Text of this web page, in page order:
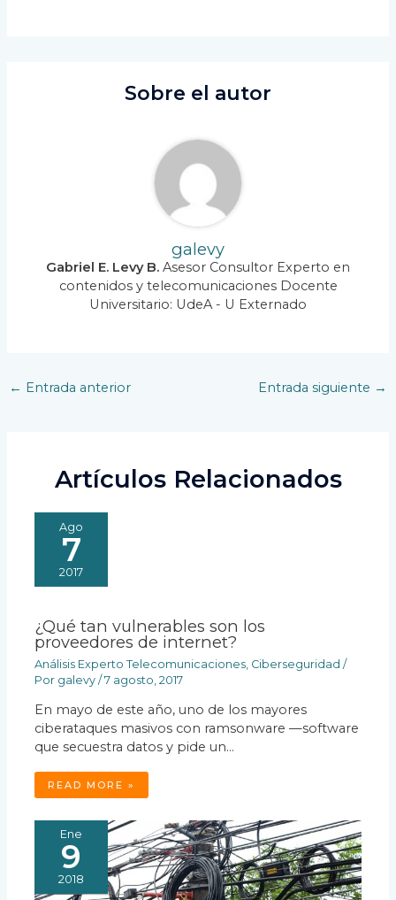
Sobre el autor
galevy
Gabriel E. Levy B. Asesor Consultor Experto en
contenidos y telecomunicaciones Docente
Universitario: UdeA - U Externado
Navegación
← Entrada anterior Entrada siguiente →
Artículos Relacionados
Ago
7
2017
¿Qué tan vulnerables son los
proveedores de internet?
Análisis Experto Telecomunicaciones Ciberseguridad /
Por galevy/7 agosto, 2017
En mayo de este año, uno de los mayores
ciberataques masivos con ramsonware —software
que secuestra datos y pide un…
READ MORE »
Ene
9
2018